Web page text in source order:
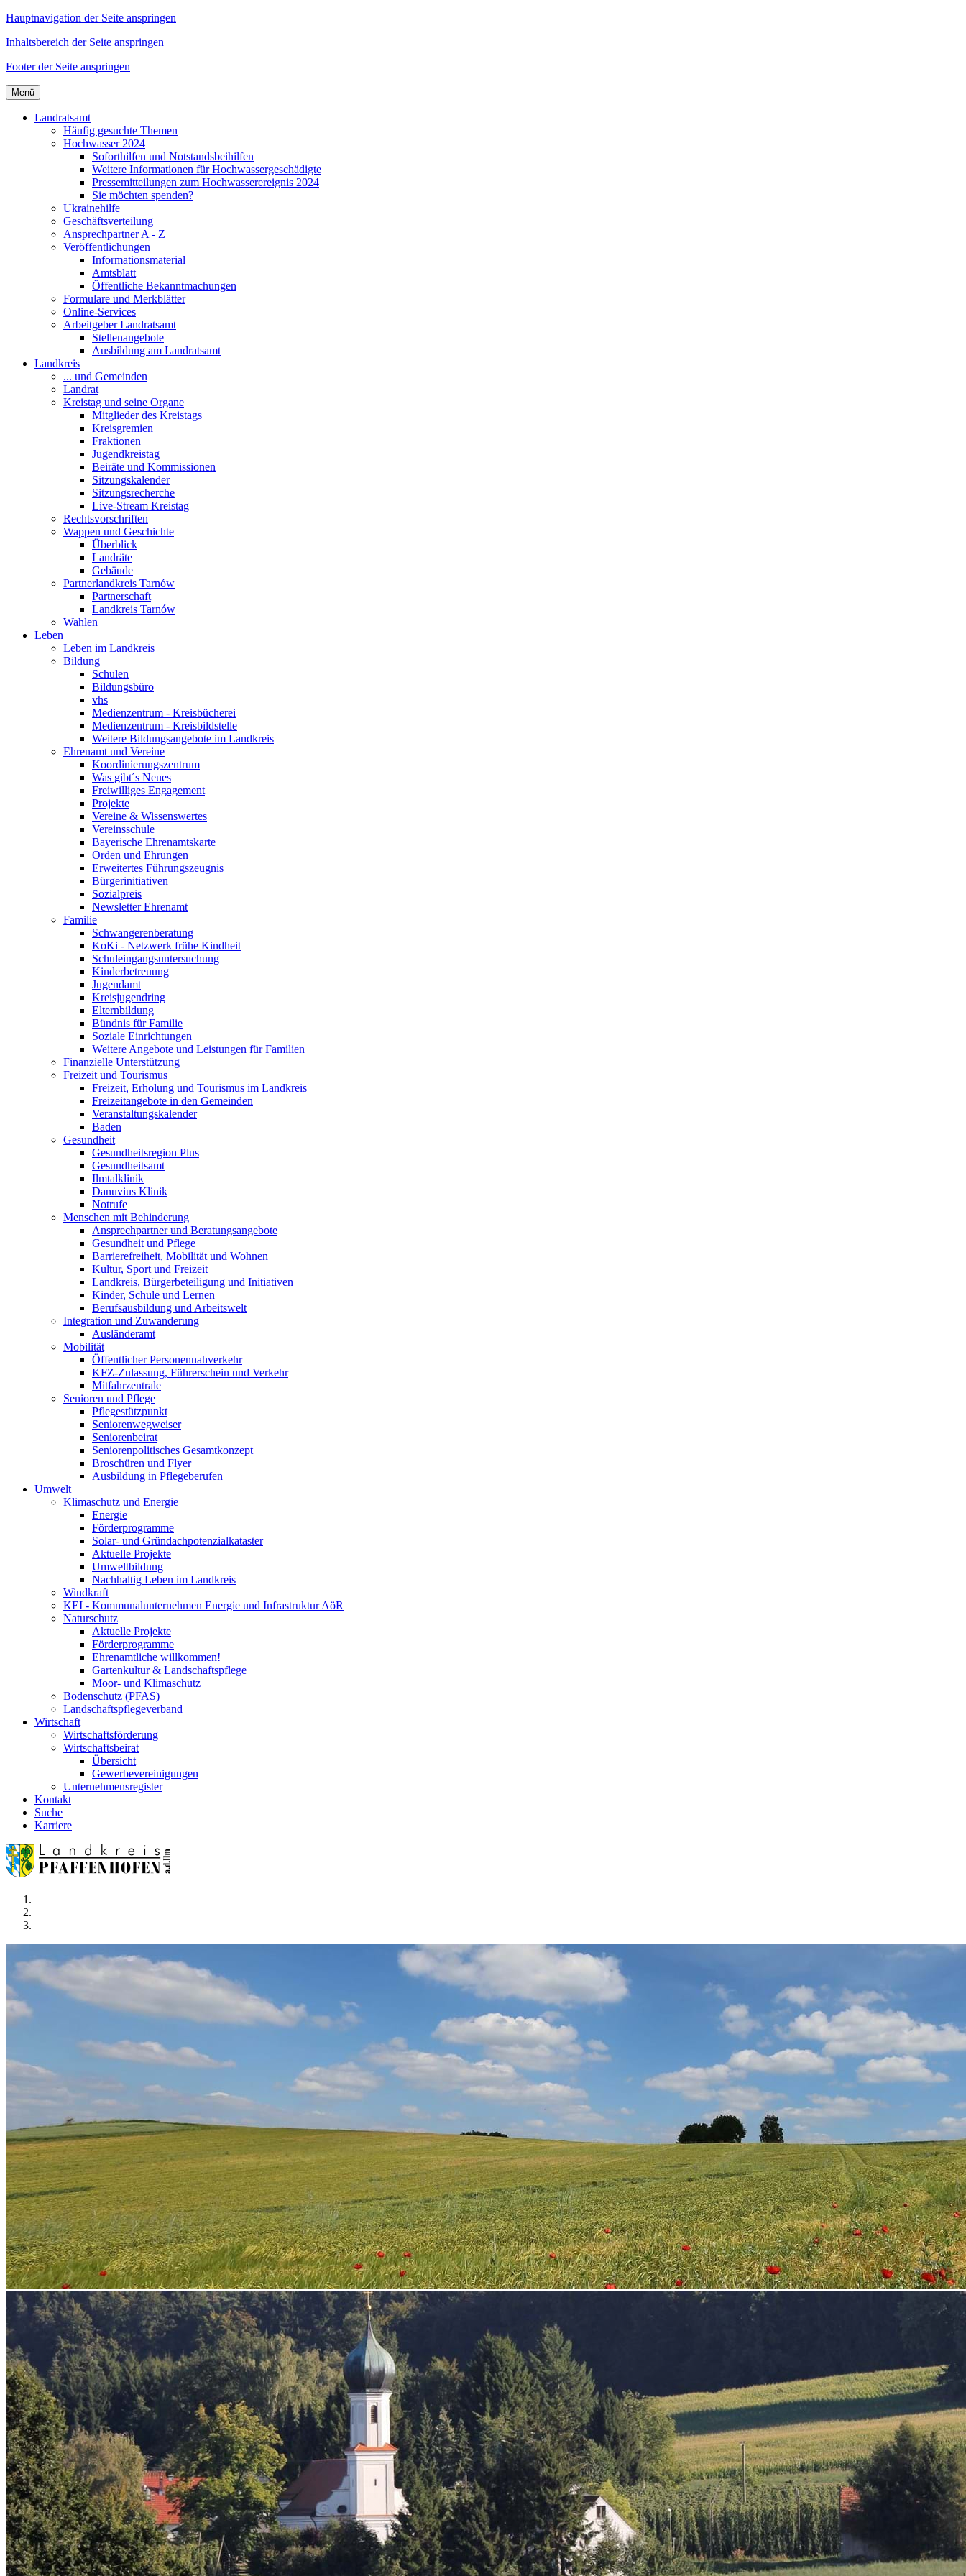
Hauptnavigation der Seite anspringen
Inhaltsbereich der Seite anspringen
Footer der Seite anspringen
Menü
Landratsamt
Häufig gesuchte Themen
Hochwasser 2024
Soforthilfen und Notstandsbeihilfen
Weitere Informationen für Hochwassergeschädigte
Pressemitteilungen zum Hochwasserereignis 2024
Sie möchten spenden?
Ukrainehilfe
Geschäftsverteilung
Ansprechpartner A - Z
Veröffentlichungen
Informationsmaterial
Amtsblatt
Öffentliche Bekanntmachungen
Formulare und Merkblätter
Online-Services
Arbeitgeber Landratsamt
Stellenangebote
Ausbildung am Landratsamt
Landkreis
... und Gemeinden
Landrat
Kreistag und seine Organe
Mitglieder des Kreistags
Kreisgremien
Fraktionen
Jugendkreistag
Beiräte und Kommissionen
Sitzungskalender
Sitzungsrecherche
Live-Stream Kreistag
Rechtsvorschriften
Wappen und Geschichte
Überblick
Landräte
Gebäude
Partnerlandkreis Tarnów
Partnerschaft
Landkreis Tarnów
Wahlen
Leben
Leben im Landkreis
Bildung
Schulen
Bildungsbüro
vhs
Medienzentrum - Kreisbücherei
Medienzentrum - Kreisbildstelle
Weitere Bildungsangebote im Landkreis
Ehrenamt und Vereine
Koordinierungszentrum
Was gibt´s Neues
Freiwilliges Engagement
Projekte
Vereine & Wissenswertes
Vereinsschule
Bayerische Ehrenamtskarte
Orden und Ehrungen
Erweitertes Führungszeugnis
Bürgerinitiativen
Sozialpreis
Newsletter Ehrenamt
Familie
Schwangerenberatung
KoKi - Netzwerk frühe Kindheit
Schuleingangsuntersuchung
Kinderbetreuung
Jugendamt
Kreisjugendring
Elternbildung
Bündnis für Familie
Soziale Einrichtungen
Weitere Angebote und Leistungen für Familien
Finanzielle Unterstützung
Freizeit und Tourismus
Freizeit, Erholung und Tourismus im Landkreis
Freizeitangebote in den Gemeinden
Veranstaltungskalender
Baden
Gesundheit
Gesundheitsregion Plus
Gesundheitsamt
Ilmtalklinik
Danuvius Klinik
Notrufe
Menschen mit Behinderung
Ansprechpartner und Beratungsangebote
Gesundheit und Pflege
Barrierefreiheit, Mobilität und Wohnen
Kultur, Sport und Freizeit
Landkreis, Bürgerbeteiligung und Initiativen
Kinder, Schule und Lernen
Berufsausbildung und Arbeitswelt
Integration und Zuwanderung
Ausländeramt
Mobilität
Öffentlicher Personennahverkehr
KFZ-Zulassung, Führerschein und Verkehr
Mitfahrzentrale
Senioren und Pflege
Pflegestützpunkt
Seniorenwegweiser
Seniorenbeirat
Seniorenpolitisches Gesamtkonzept
Broschüren und Flyer
Ausbildung in Pflegeberufen
Umwelt
Klimaschutz und Energie
Energie
Förderprogramme
Solar- und Gründachpotenzialkataster
Aktuelle Projekte
Umweltbildung
Nachhaltig Leben im Landkreis
Windkraft
KEI - Kommunalunternehmen Energie und Infrastruktur AöR
Naturschutz
Aktuelle Projekte
Förderprogramme
Ehrenamtliche willkommen!
Gartenkultur & Landschaftspflege
Moor- und Klimaschutz
Bodenschutz (PFAS)
Landschaftspflegeverband
Wirtschaft
Wirtschaftsförderung
Wirtschaftsbeirat
Übersicht
Gewerbevereinigungen
Unternehmensregister
Kontakt
Suche
Karriere